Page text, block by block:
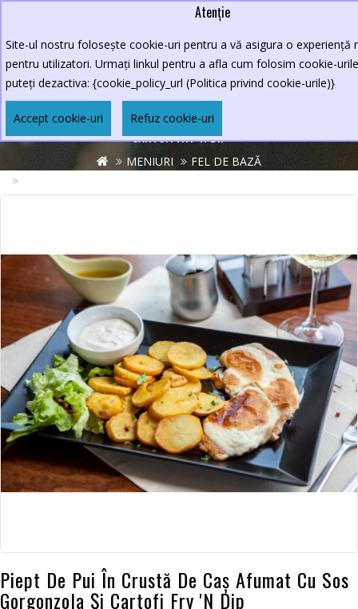
Atenție
Site-ul nostru folosește cookie-uri pentru a vă asigura o experiență
pentru utilizatori. Urmați linkul pentru a afla cum folosim cookie-
puteți dezactiva: {cookie_policy_url (Politica privind cookie-urile)}
Accept cookie-uri Refuz cookie-uri
New Croco
PIEPT DE PUI ÎN CRUSTĂ DE CAȘ AFUMAT CU SOS GORGONZOLA ȘI
CARTOFI FRY 'N DIP
MENIURI
FEL DE BAZĂ
Piept De Pui În Crustă De Caș Afumat Cu Sos
Gorgonzola Și Cartofi Fry 'N Dip